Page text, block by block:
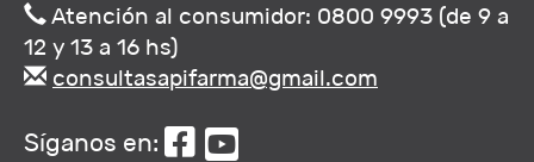
Atención al consumidor: 0800 9993 (de 9 a
12 y 13 a 16 hs)
consultasapifarma@gmail.com
Síganos en: